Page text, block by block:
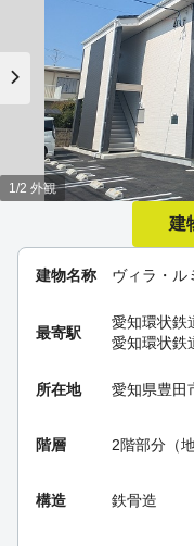
建物名称 ヴィラ・ル
最寄駅
愛知環状鉄
愛知環状鉄
所在地 愛知県豊田
階層 2階部分（
構造 鉄骨造
1/2 外観
建